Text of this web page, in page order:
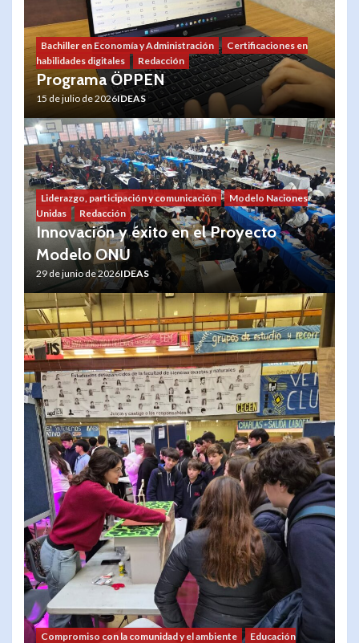
Bachiller en Economía y Administración
Certificaciones en
habilidades digitales
Redacción
Programa ÖPPEN
15 de julio de 2026IDEAS
Liderazgo, participación y comunicación
Modelo Naciones
Unidas
Redacción
Innovación y éxito en el Proyecto
Modelo ONU
29 de junio de 2026IDEAS
Compromiso con la comunidad y el ambiente
Educación